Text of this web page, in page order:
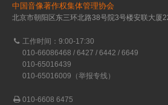
中国音像著作权集体管理协会
北京市朝阳区东三环北路38号院3号楼安联大厦
工作时间：9:00-17:30
010-66086468 / 6427 / 6442 / 6649
010-65016439
010-65016009（举报专线）
010-6608 6475